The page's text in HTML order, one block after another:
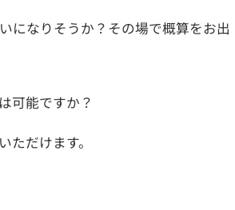
になりそうか？その場で概算をお出
可能ですか？
ただけます。